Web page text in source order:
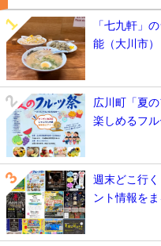
「七九軒」
能（大川市）
広川町「夏
楽しめるフ
週末どこ行
ント情報を